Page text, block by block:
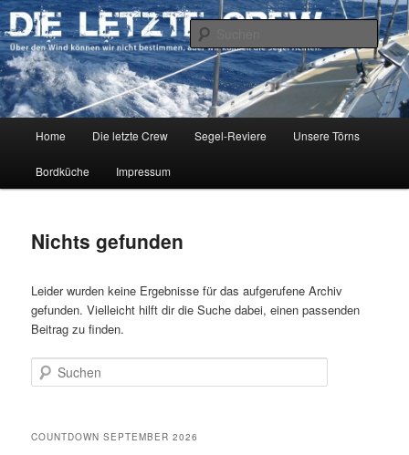
Zum
primären
Inhalt
springen
Zum
sekundären
Inhalt
springenDIE LETZTE CREW
Über den Wind können wir nicht bestimmen, aber wir können die Segel
richten.
Home Die letzte Crew Segel-Reviere Unsere Törns
Bordküche Impressum
Nichts gefunden
Leider wurden keine Ergebnisse für das aufgerufene Archiv
gefunden. Vielleicht hilft dir die Suche dabei, einen passenden
Beitrag zu finden.
Suchen
COUNTDOWN SEPTEMBER 2026